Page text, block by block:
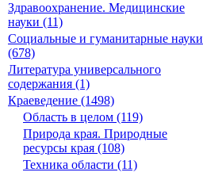
Здравоохранение. Медицинские
науки (11)
Социальные и гуманитарные науки
(678)
Литература универсального
содержания (1)
Краеведение (1498)
Область в целом (119)
Природа края. Природные
ресурсы края (108)
Техника области (11)